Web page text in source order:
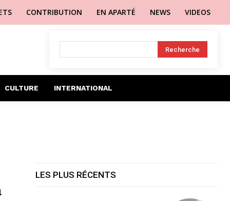
CONTRIBUTION EN APARTÉ NEWS VIDEOS
Recherche
CULTURE INTERNATIONAL
LES PLUS RÉCENTS